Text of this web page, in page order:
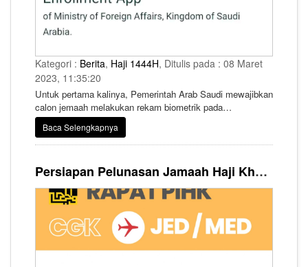
Kategori : Berita, Haji 1444H, Ditulis pada : 08 Maret
2023, 11:35:20
Untuk pertama kalinya, Pemerintah Arab Saudi mewajibkan
calon jemaah melakukan rekam biometrik pada
penyelenggaraan haji tahun 1444 H/2023 M.
Baca Selengkapnya
Persiapan Pelunasan Jamaah Haji Khusus